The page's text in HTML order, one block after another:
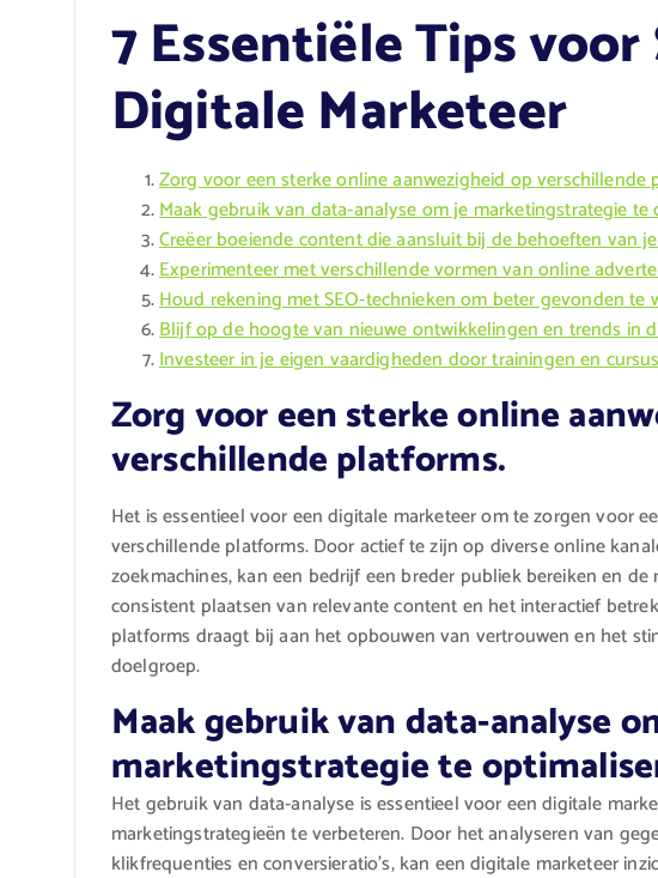
7 Essentiële Tips voor
Digitale Marketeer
Zorg voor een sterke online aanwezigheid op verschillende
Maak gebruik van data-analyse om je marketingstrategie te
Creëer boeiende content die aansluit bij de behoeften van
Experimenteer met verschillende vormen van online
Houd rekening met SEO-technieken om beter gevonden te
Blijf op de hoogte van nieuwe ontwikkelingen en trends in
Investeer in je eigen vaardigheden door trainingen en
Zorg voor een sterke online
verschillende platforms.
Het is essentieel voor een digitale marketeer om te zorgen voor
verschillende platforms. Door actief te zijn op diverse online
zoekmachines, kan een bedrijf een breder publiek bereiken en
consistent plaatsen van relevante content en het interactief
platforms draagt bij aan het opbouwen van vertrouwen en het
doelgroep.
Maak gebruik van data-analyse
marketingstrategie te
Het gebruik van data-analyse is essentieel voor een digitale
marketingstrategieën te verbeteren. Door het analyseren van
klikfrequenties en conversieratio’s, kan een digitale marketeer